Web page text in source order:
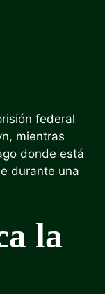
federal
mientras
donde está
durante una
la